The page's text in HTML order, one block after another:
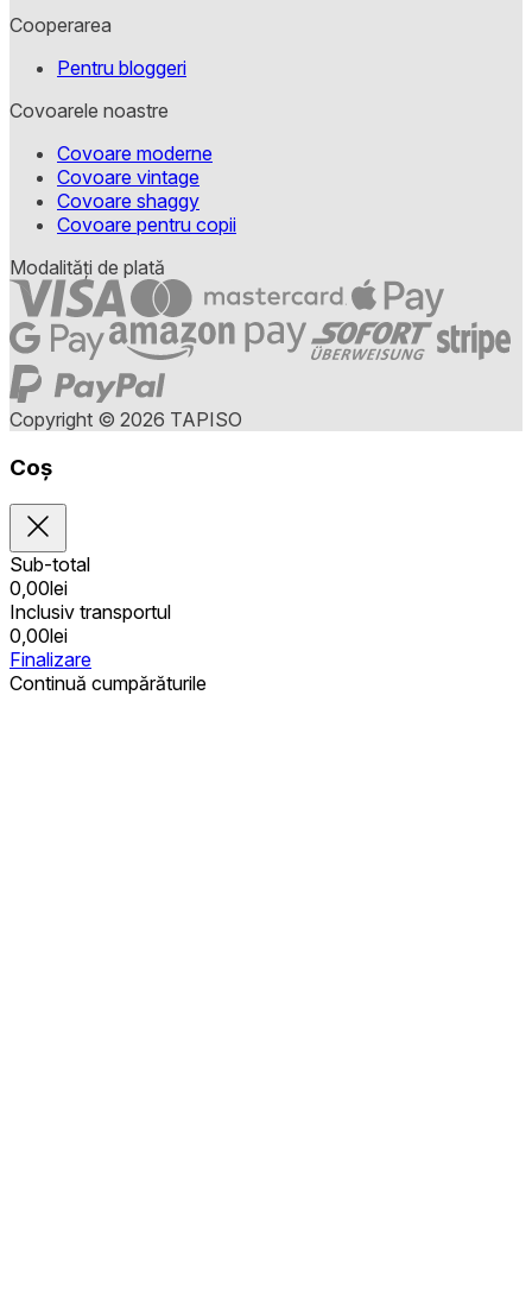
Cooperarea
Pentru bloggeri
Covoarele noastre
Covoare moderne
Covoare vintage
Covoare shaggy
Covoare pentru copii
Modalități de plată
Copyright © 2026 TAPISO
Coș
Sub-total
0,00lei
Inclusiv transportul
0,00lei
Finalizare
Continuă cumpărăturile